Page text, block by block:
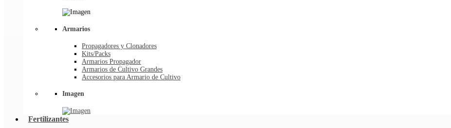
Armarios
Propagadores y Clonadores
Kits/Packs
Armarios Propagador
Armarios de Cultivo Grandes
Accesorios para Armario de Cultivo
Imagen
Fertilizantes